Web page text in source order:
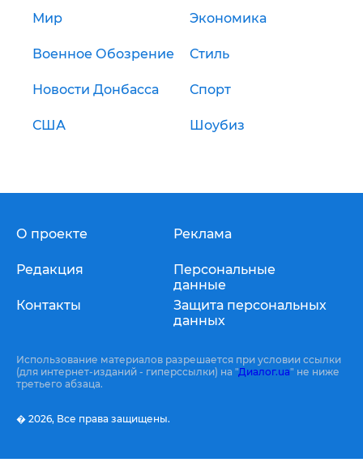
Мир Экономика
Военное Обозрение Стиль
Новости Донбасса Спорт
США Шоубиз
О проекте
Редакция
Контакты
Реклама
Персональные
данные
Защита персональных
данных
Использование материалов разрешается при условии ссылки
(для интернет-изданий - гиперссылки) на "Диалог.ua" не ниже
третьего абзаца.
� 2026, Все права защищены.